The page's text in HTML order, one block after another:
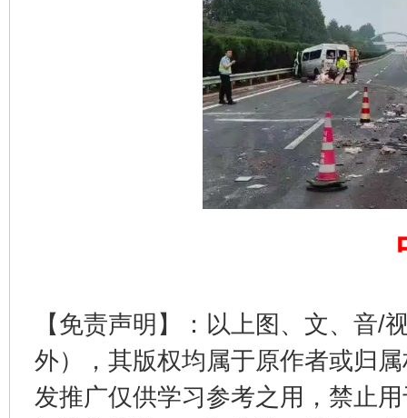
【免责声明】：以上图、文、音/
外），其版权均属于原作者或归
发推广仅供学习参考之用，禁止
东山县通报“牛蛙产品抗生素超标问题” 法